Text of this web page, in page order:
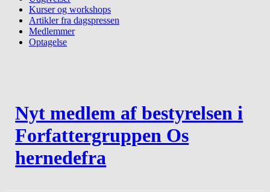
Kurser og workshops
Artikler fra dagspressen
Medlemmer
Optagelse
Nyt medlem af bestyrelsen i
Forfattergruppen Os
hernedefra